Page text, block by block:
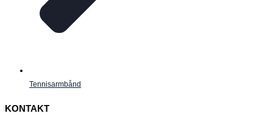
Tennisarmbånd
KONTAKT